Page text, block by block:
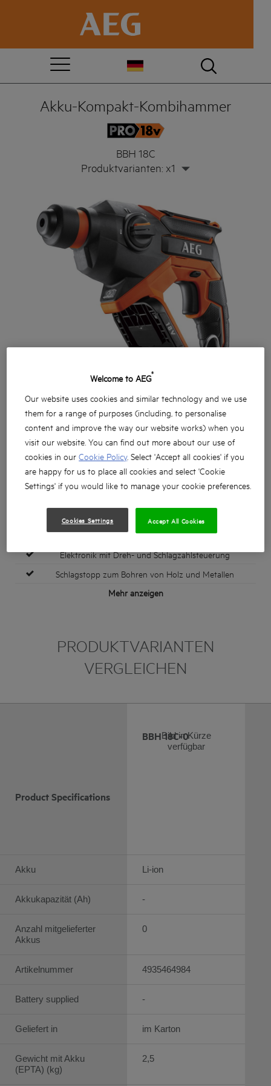
Akku-Kompakt-Kombihammer
BBH 18C
Produktvarianten: x1
18 V Akku-Kompakt-Kombihammer: 260 mm Länge
SDS-plus Werkzeugaufnahme
Elektronik mit Dreh- und Schlagzahlsteuerung
Schlagstopp zum Bohren von Holz und Metallen
Mehr anzeigen
PRODUKTVARIANTEN
VERGLEICHEN
Product Specifications
Akku
Akkukapazität (Ah)
Anzahl mitgelieferter
Akkus
Artikelnummer
Battery supplied
Geliefert in
Gewicht mit Akku
(EPTA) (kg)
Bild in Kürze
verfügbar
BBH 18C-0
Li-ion
-
0
4935464984
-
im Karton
2,5
Welcome to AEG®
Our website uses cookies and similar technology and we use
them for a range of purposes (including, to personalise
content and improve the way our website works) when you
visit our website. You can find out more about our use of
cookies in ourCookie Policy. Select 'Accept all cookies' if you
are happy for us to place all cookies and select 'Cookie
Settings' if you would like to manage your cookie preferences.
Cookies Settings Accept All Cookies